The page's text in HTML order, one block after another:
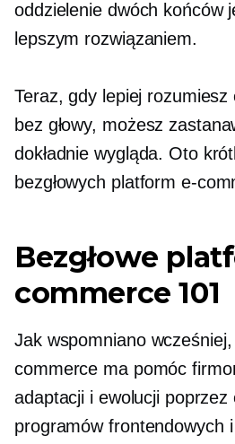
oddzielenie dwóch końców
lepszym rozwiązaniem.
Teraz, gdy lepiej rozumiesz
bez głowy, możesz
dokładnie wygląda. Oto
bezgłowych platform e-
Bezgłowe
commerce 101
Jak wspomniano
commerce ma pomóc
adaptacji i ewolucji poprzez
programów frontendowych